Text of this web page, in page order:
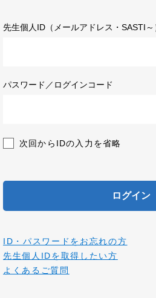
先生個人ID（メールアドレス・SASTI～
パスワード／ログインコード
次回からIDの入力を省略
ログイン
ID・パスワードをお忘れの方
先生個人IDを取得したい方
よくあるご質問